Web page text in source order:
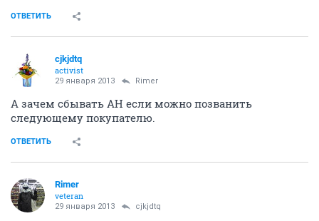
ОТВЕТИТЬ
cjkjdtq
activist
29 января 2013 Rimer
А зачем сбывать АН если можно позванить
следующему покупателю.
ОТВЕТИТЬ
Rimer
veteran
29 января 2013 cjkjdtq